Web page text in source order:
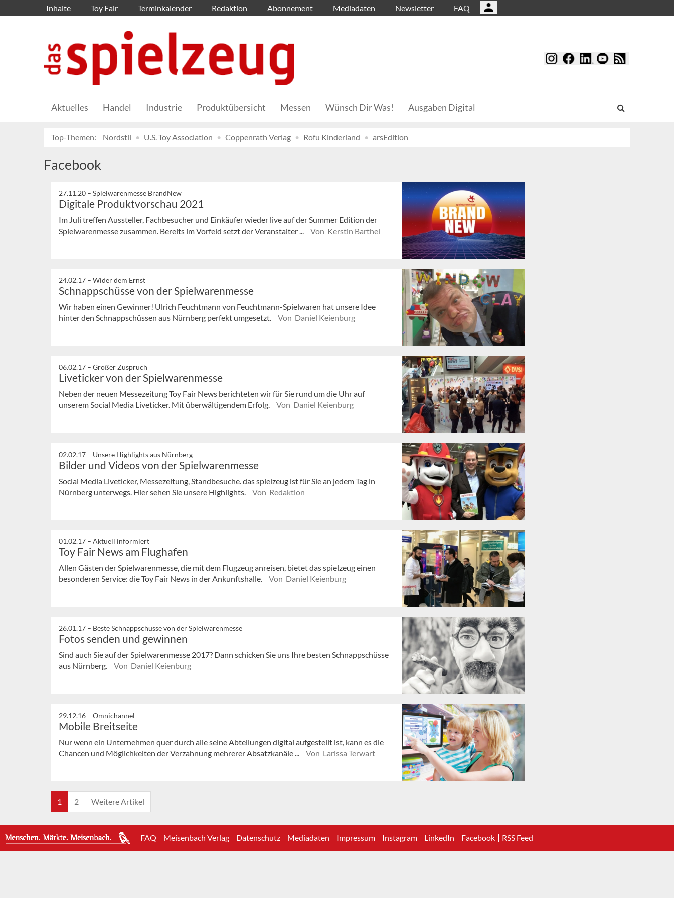
Inhalte Toy Fair Terminkalender Redaktion Abonnement Mediadaten Newsletter FAQ
Aktuelles Handel Industrie Produktübersicht Messen Wünsch Dir Was! Ausgaben Digital
Top-Themen: Nordstil U.S. Toy Association Coppenrath Verlag Rofu Kinderland arsEdition
Facebook
27.11.20 – Spielwarenmesse BrandNew
Digitale Produktvorschau 2021
Im Juli treffen Aussteller, Fachbesucher und Einkäufer wieder live auf der Summer Edition der
Spielwarenmesse zusammen. Bereits im Vorfeld setzt der Veranstalter ...
Von Kerstin Barthel
24.02.17 – Wider dem Ernst
Schnappschüsse von der Spielwarenmesse
Wir haben einen Gewinner! Ulrich Feuchtmann von Feuchtmann-Spielwaren hat unsere Idee
hinter den Schnappschüssen aus Nürnberg perfekt umgesetzt.
Von Daniel Keienburg
06.02.17 – Großer Zuspruch
Liveticker von der Spielwarenmesse
Neben der neuen Messezeitung Toy Fair News berichteten wir für Sie rund um die Uhr auf
unserem Social Media Liveticker. Mit überwältigendem Erfolg.
Von Daniel Keienburg
02.02.17 – Unsere Highlights aus Nürnberg
Bilder und Videos von der Spielwarenmesse
Social Media Liveticker, Messezeitung, Standbesuche. das spielzeug ist für Sie an jedem Tag in
Nürnberg unterwegs. Hier sehen Sie unsere Highlights.
Von Redaktion
01.02.17 – Aktuell informiert
Toy Fair News am Flughafen
Allen Gästen der Spielwarenmesse, die mit dem Flugzeug anreisen, bietet das spielzeug einen
besonderen Service: die Toy Fair News in der Ankunftshalle.
Von Daniel Keienburg
26.01.17 – Beste Schnappschüsse von der Spielwarenmesse
Fotos senden und gewinnen
Sind auch Sie auf der Spielwarenmesse 2017? Dann schicken Sie uns Ihre besten Schnappschüsse
aus Nürnberg.
Von Daniel Keienburg
29.12.16 – Omnichannel
Mobile Breitseite
Nur wenn ein Unternehmen quer durch alle seine Abteilungen digital aufgestellt ist, kann es die
Chancen und Möglichkeiten der Verzahnung mehrerer Absatzkanäle ...
Von Larissa Terwart
1 2 Weitere Artikel
FAQ Meisenbach Verlag Datenschutz Mediadaten Impressum Instagram LinkedIn Facebook RSS Feed